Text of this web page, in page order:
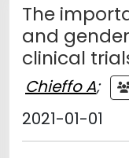
The
and
clinical
Chieffo A;
2021-01-01